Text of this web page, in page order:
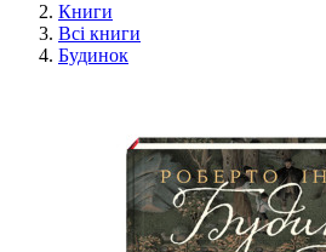
Книги
Всі книги
Будинок